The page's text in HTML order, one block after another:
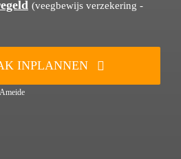
(veegbewijs verzekering -
INPLANNEN